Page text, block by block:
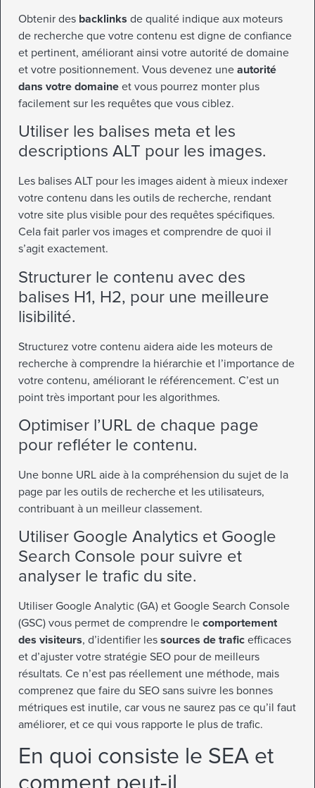
Obtenir des backlinks de qualité indique aux moteurs
de recherche que votre contenu est digne de confiance
et pertinent, améliorant ainsi votre autorité de domaine
et votre positionnement. Vous devenez une autorité
dans votre domaine et vous pourrez monter plus
facilement sur les requêtes que vous ciblez.
Utiliser les balises meta et les
descriptions ALT pour les images.
Les balises ALT pour les images aident à mieux indexer
votre contenu dans les outils de recherche, rendant
votre site plus visible pour des requêtes spécifiques.
Cela fait parler vos images et comprendre de quoi il
s’agit exactement.
Structurer le contenu avec des
balises H1, H2, pour une meilleure
lisibilité.
Structurez votre contenu aidera aide les moteurs de
recherche à comprendre la hiérarchie et l’importance de
votre contenu, améliorant le référencement. C’est un
point très important pour les algorithmes.
Optimiser l’URL de chaque page
pour refléter le contenu.
Une bonne URL aide à la compréhension du sujet de la
page par les outils de recherche et les utilisateurs,
contribuant à un meilleur classement.
Utiliser Google Analytics et Google
Search Console pour suivre et
analyser le trafic du site.
Utiliser Google Analytic (GA) et Google Search Console
(GSC) vous permet de comprendre le comportement
des visiteurs, d’identifier les sources de trafic efficaces
et d’ajuster votre stratégie SEO pour de meilleurs
résultats. Ce n’est pas réellement une méthode, mais
comprenez que faire du SEO sans suivre les bonnes
métriques est inutile, car vous ne saurez pas ce qu’il faut
améliorer, et ce qui vous rapporte le plus de trafic.
En quoi consiste le SEA et